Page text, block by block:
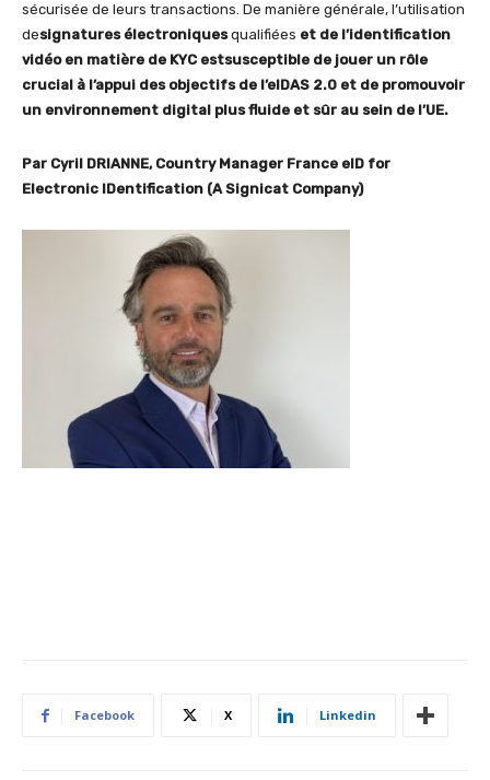
sécurisée de leurs transactions. De manière générale, l’utilisation
designatures électroniquesqualifiées et de l’identification
vidéo en matière de KYC estsusceptible de jouer un rôle
crucial à l’appui des objectifs de l’eIDAS 2.0 et de promouvoir
un environnement digital plus fluide et sûr au sein de l’UE.
Par Cyril DRIANNE, Country Manager France eID for
Electronic IDentification (A Signicat Company)
Facebook X Linkedin